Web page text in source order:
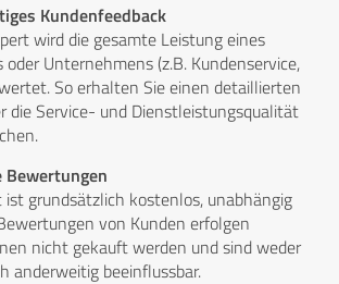
Kundenfeedback
wird die gesamte Leistung eines
Unternehmens (z.B. Kundenservice,
So erhalten Sie einen detaillierten
die Service- und Dienstleistungsqualität
Bewertungen
ist grundsätzlich kostenlos, unabhängig
von Kunden erfolgen
nicht gekauft werden und sind weder
anderweitig beeinflussbar.